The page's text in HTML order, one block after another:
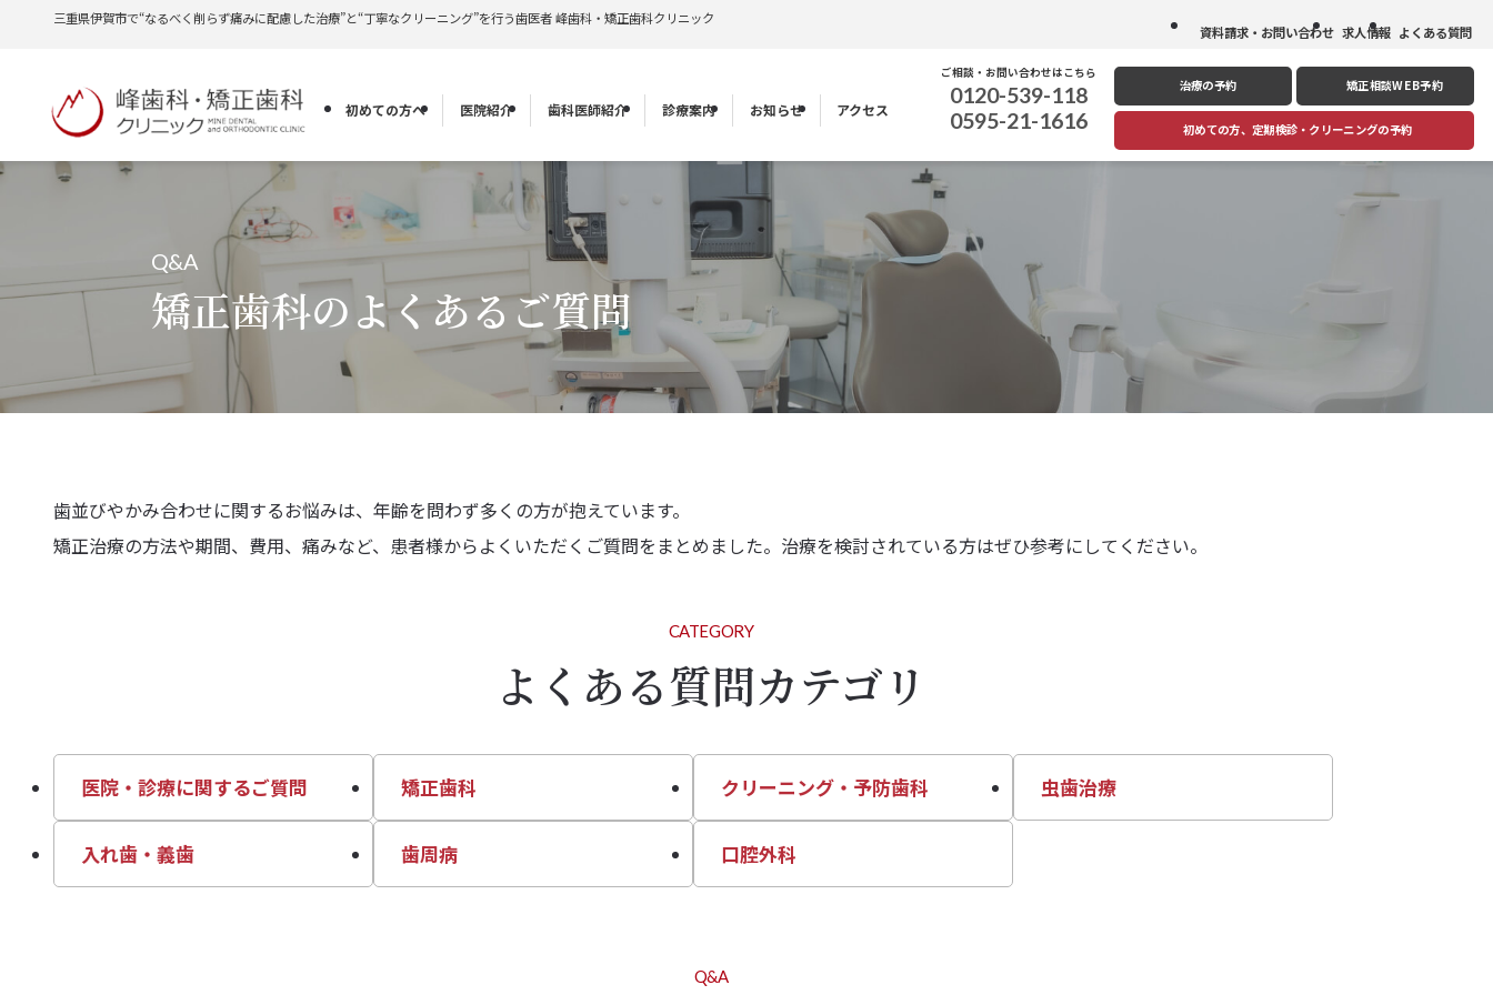
三重県伊賀市で“なるべく削らず痛みに配慮した治療”と“丁寧なクリーニング”を行う歯医者 峰歯科・矯正歯科クリニック
資料請求・お問い合わせ 求人情報 よくある質問
初めての方へ 医院紹介 歯科医師紹介 診療案内 お知らせ アクセス
ご相談・お問い合わせはこちら
0120-539-118
0595-21-1616
治療の予約 矯正相談WEB予約
初めての方、定期検診 ・ クリーニングの予約
Q&A
矯正歯科のよくあるご質問
歯並びやかみ合わせに関するお悩みは、年齢を問わず多くの方が抱えています。
矯正治療の方法や期間、費用、痛みなど、患者様からよくいただくご質問をまとめました。治療を検討されている方はぜひ参考にしてください。
CATEGORY
よくある質問カテゴリ
医院・診療に関するご質問 矯正歯科 クリーニング・予防歯科 虫歯治療
入れ歯・義歯 歯周病 口腔外科
Q&A